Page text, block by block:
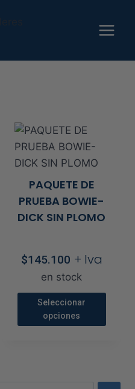
precio:
alto
PAQUETE DE
PRUEBA BOWIE-
DICK SIN PLOMO
$145.100 + Iva
en stock
Seleccionar
opciones
múltiples